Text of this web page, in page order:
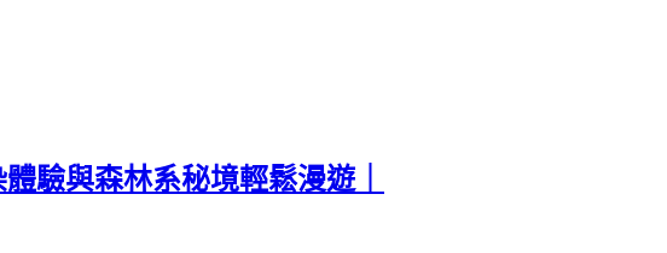
驗與森林系秘境輕鬆漫遊｜